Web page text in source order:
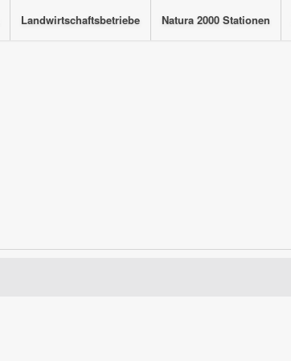
Landwirtschaftsbetriebe Natura 2000 Stationen